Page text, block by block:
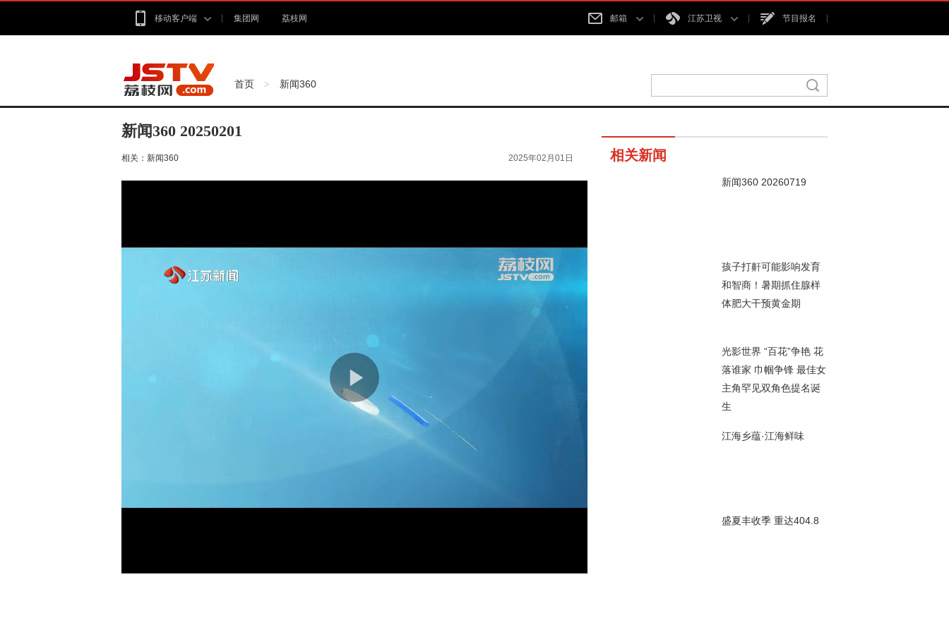
移动客户端 集团网 荔枝网 邮箱 江苏卫视 节目报名
首页 > 新闻360
新闻360 20250201
相关： 新闻360 2025年02月01日 相关新闻
新闻360 20260719
孩子打鼾可能影响发育
和智商！暑期抓住腺样
体肥大干预黄金期
光影世界 “百花”争艳 花
落谁家 巾帼争锋 最佳女
主角罕见双角色提名诞
生
江海乡蕴·江海鲜味
盛夏丰收季 重达404.8